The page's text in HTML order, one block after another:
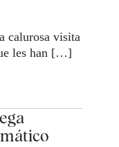
calurosa visita
les han […]